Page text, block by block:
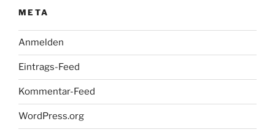
META
Anmelden
Eintrags-Feed
Kommentar-Feed
WordPress.org